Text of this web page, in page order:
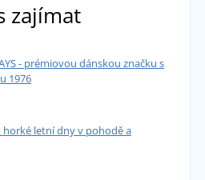
zajímat
- prémiovou dánskou značku s
1976
horké letní dny v pohodě a